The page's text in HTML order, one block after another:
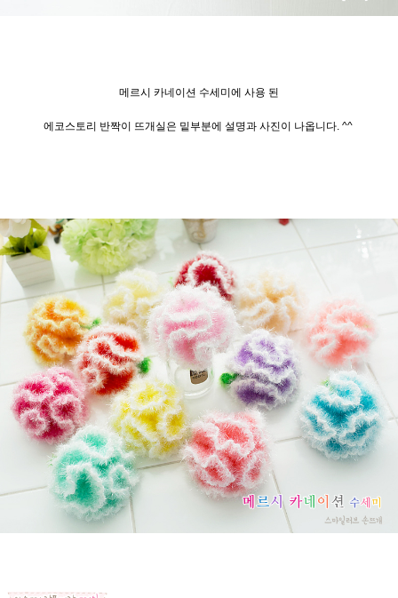
메르시 카네이션 수세미에 사용 된
에코스토리 반짝이 뜨개실은 밑부분에 설명과 사진이 나옵니다. ^^